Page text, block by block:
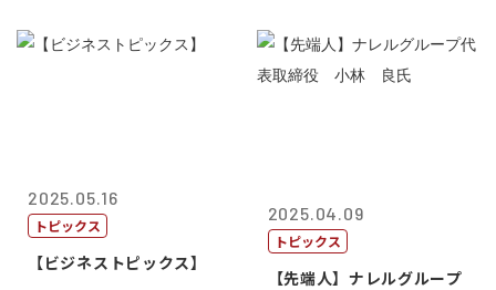
2025.05.16
トピックス
【ビジネストピックス】
2025.04.09
トピックス
【先端人】ナレルグループ